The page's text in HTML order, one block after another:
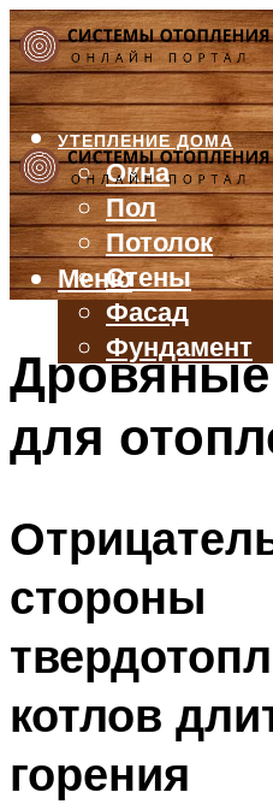
УТЕПЛЕНИЕ ДОМА
Окна
Пол
Потолок
Стены
Фасад
Фундамент
БАЛКОН И ЛОДЖИЯ
ВЕНТИЛЯЦИЯ
Меню
Меню
для
стороны
котлов
горения